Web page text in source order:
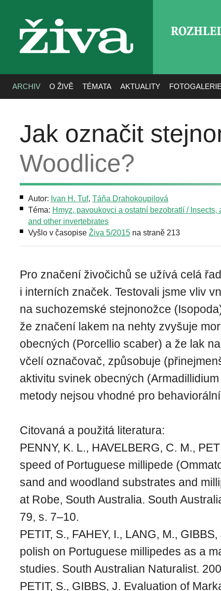
živa
ARCHIV O ŽIVĚ TÉMATA AKTUALITY
Jak označit
Woodlice?
Autor: Ivan H. Tuf, Táňa Drahokoupilová
Téma: Hmyz, pavoukovci a ostatní bezobratlí / Insects,
and other invertebrates
Vyšlo v časopise Živa 5/2015 na straně 213
Pro značení živočichů se užívá celá
i interních značek. Testovali jsme vliv
na suchozemské stejnonožce
že značení lakem na nehty zvyšuje
obecných (Porcellio scaber) a že lak
včelí označovač, způsobuje
aktivitu svinek obecných
metody nejsou vhodné pro
Citovaná a použitá literatura:
PENNY, K. L., HAVELBERG, C. M.,
speed of Portuguese millipede
sand and woodland substrates and
at Robe, South Australia. South
79, s. 7–10.
PETIT, S., FAHEY, I., LANG, M.,
polish on Portuguese millipedes as a
studies. South Australian Naturalist.
PETIT, S., GIBBS, J. Evaluation of